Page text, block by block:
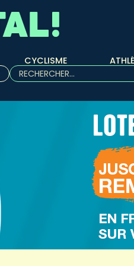
CYCLISME
Rechercher :